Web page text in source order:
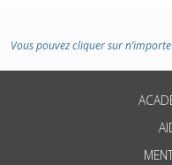
Vous pouvez cliquer sur